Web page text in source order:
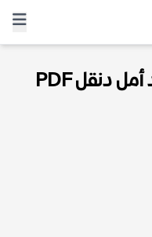
جميع المؤلفات حول قصائد أمل دنقل PDF